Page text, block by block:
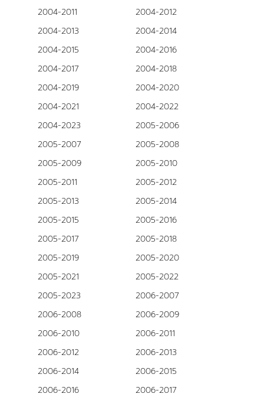
2004-2011
2004-2012
2004-2013
2004-2014
2004-2015
2004-2016
2004-2017
2004-2018
2004-2019
2004-2020
2004-2021
2004-2022
2004-2023
2005-2006
2005-2007
2005-2008
2005-2009
2005-2010
2005-2011
2005-2012
2005-2013
2005-2014
2005-2015
2005-2016
2005-2017
2005-2018
2005-2019
2005-2020
2005-2021
2005-2022
2005-2023
2006-2007
2006-2008
2006-2009
2006-2010
2006-2011
2006-2012
2006-2013
2006-2014
2006-2015
2006-2016
2006-2017